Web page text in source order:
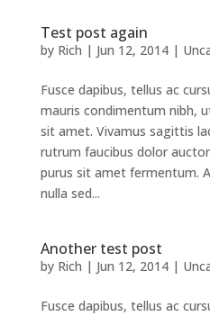
Test post again
by Rich | Jun 12, 2014|
Fusce dapibus, tellus ac
mauris condimentum nibh,
sit amet. Vivamus sagittis
rutrum faucibus dolor
purus sit amet fermentum.
nulla sed...
Another test post
by Rich | Jun 12, 2014|
Fusce dapibus, tellus ac